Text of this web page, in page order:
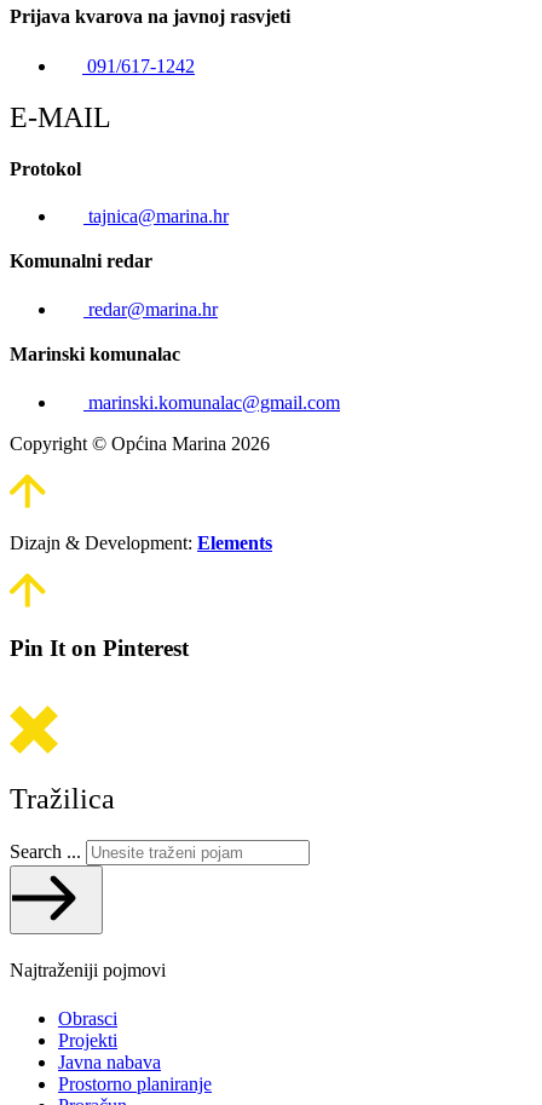
Prijava kvarova na javnoj rasvjeti
091/617-1242
E-MAIL
Protokol
tajnica@marina.hr
Komunalni redar
redar@marina.hr
Marinski komunalac
marinski.komunalac@gmail.com
Copyright © Općina Marina 2026
Dizajn & Development: Elements
Pin It on Pinterest
Tražilica
Search ...
Najtraženiji pojmovi
Obrasci
Projekti
Javna nabava
Prostorno planiranje